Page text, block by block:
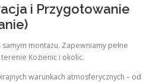
i Przygotowanie
montażu. Zapewniamy pełne
Kozienic i okolic.
warunkach atmosferycznych – od